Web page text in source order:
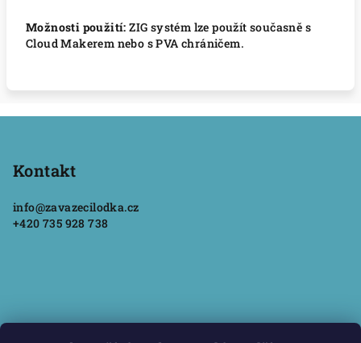
Možnosti použití: ZIG systém lze použít současně s
Cloud Makerem nebo s PVA chráničem.
Kontakt
info@zavazecilodka.cz
+420 735 928 738